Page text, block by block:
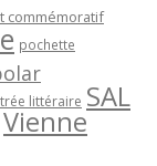
commémoratif
pochette
littéraire SAL
Vienne